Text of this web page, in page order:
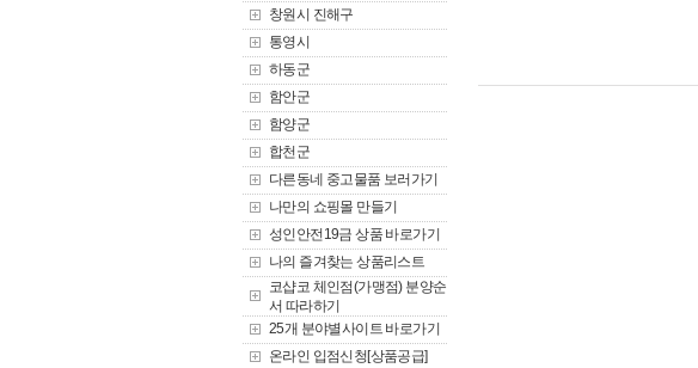
창원시 진해구
통영시
하동군
함안군
함양군
합천군
다른동네 중고물품 보러가기
나만의 쇼핑몰 만들기
성인안전19금 상품 바로가기
나의 즐겨찾는 상품리스트
코샵코 체인점(가맹점) 분양순
서 따라하기
25개 분야별사이트 바로가기
온라인 입점신청[상품공급]